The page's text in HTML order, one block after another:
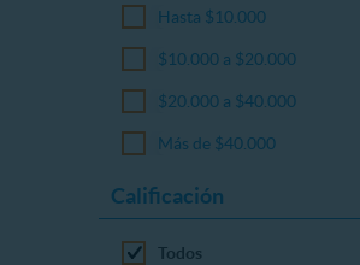
Hasta $10.000
$10.000 a $20.000
$20.000 a $40.000
Más de $40.000
Calificación
Todos